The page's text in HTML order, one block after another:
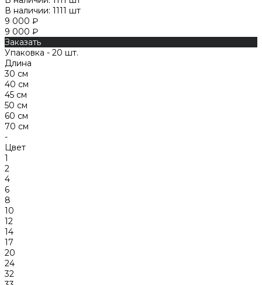
В наличии: 1111 шт
9 000 ₽
9 000 ₽
Заказать
Упаковка - 20 шт.
Длина
30 см
40 см
45 см
50 см
60 см
70 см
-
Цвет
1
2
4
6
8
10
12
14
17
20
24
32